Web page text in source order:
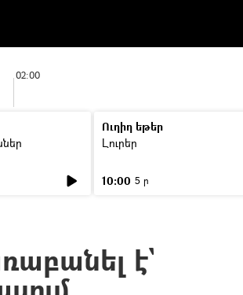
02:00
Ուղիղ եթեր
Լուրեր
10:00 5 ր
է`